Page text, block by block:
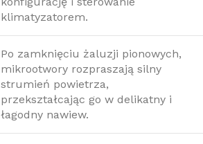
klimatyzatorem.
Po zamknięciu żaluzji pionowych,
mikrootwory rozpraszają silny
strumień powietrza,
przekształcając go w delikatny i
łagodny nawiew.